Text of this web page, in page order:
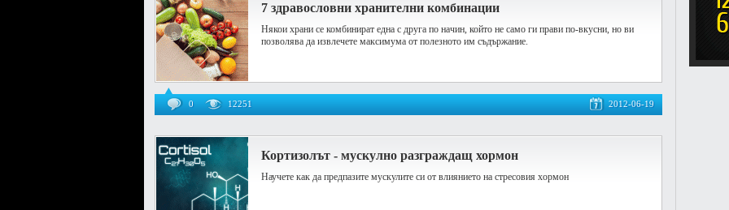
7 здравословни хранителни комбинации
Някои храни се комбинират една с друга по начин, който не само ги прави по-вкусни, но ви
позволява да извлечете максимума от полезното им съдържание.
0 12251 2012-06-19
Кортизолът - мускулно разграждащ хормон
Научете как да предпазите мускулите си от влиянието на стресовия хормон